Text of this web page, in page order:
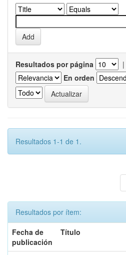
Resultados por página |
En orden
Resultados 1-1 de 1.
Resultados por ítem:
Fecha de
publicación
Título